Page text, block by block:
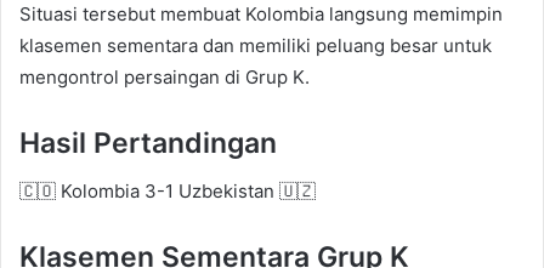
Situasi tersebut membuat Kolombia langsung memimpin
klasemen sementara dan memiliki peluang besar untuk
mengontrol persaingan di Grup K.
Hasil Pertandingan
🇨🇴 Kolombia 3-1 Uzbekistan 🇺🇿
Klasemen Sementara Grup K